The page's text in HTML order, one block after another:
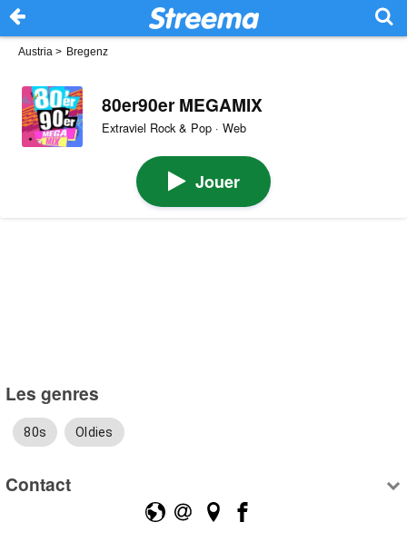
Austria > Bregenz
80er90er MEGAMIX
Extraviel Rock & Pop · Web
Jouer
Les genres
80s Oldies
Contact